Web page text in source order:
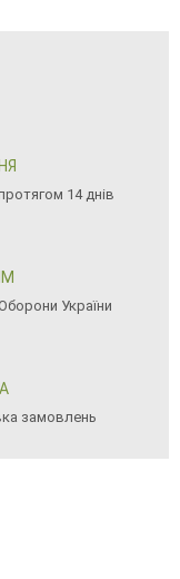
14 днів
України
замовлень